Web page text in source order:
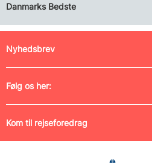
Danmarks Bedste
Nyhedsbrev
Følg os her:
Kom til rejseforedrag